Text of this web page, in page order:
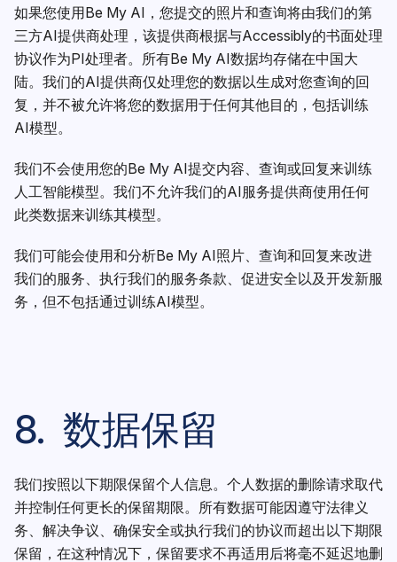
如果您使用Be My AI，您提交的照片和查询将由我们的第
三方AI提供商处理，该提供商根据与Accessibly的书面处理
协议作为PI处理者。所有Be My AI数据均存储在中国大
陆。我们的AI提供商仅处理您的数据以生成对您查询的回
复，并不被允许将您的数据用于任何其他目的，包括训练
AI模型。
我们不会使用您的Be My AI提交内容、查询或回复来训练
人工智能模型。我们不允许我们的AI服务提供商使用任何
此类数据来训练其模型。
我们可能会使用和分析Be My AI照片、查询和回复来改进
我们的服务、执行我们的服务条款、促进安全以及开发新服
务，但不包括通过训练AI模型。
8. 数据保留
我们按照以下期限保留个人信息。个人数据的删除请求取代
并控制任何更长的保留期限。所有数据可能因遵守法律义
务、解决争议、确保安全或执行我们的协议而超出以下期限
保留，在这种情况下，保留要求不再适用后将毫不延迟地删